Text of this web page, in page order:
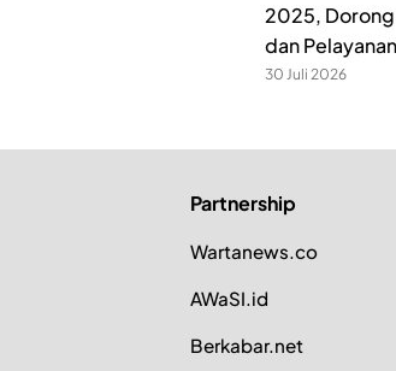
2025,
dan
30 Juli 2026
Partnership
Wartanews.co
AWaSI.id
Berkabar.net